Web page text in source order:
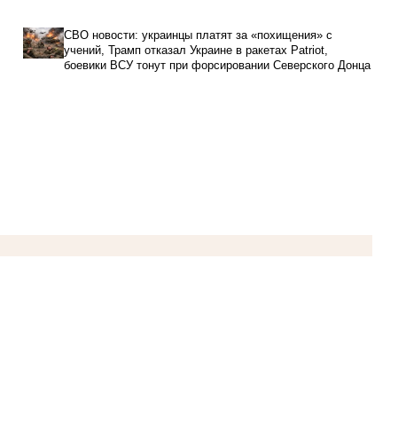
СВО новости: украинцы платят за «похищения» с
учений, Трамп отказал Украине в ракетах Patriot,
боевики ВСУ тонут при форсировании Северского Донца